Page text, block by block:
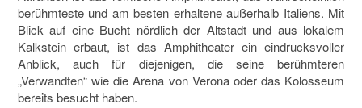
berühmteste und am besten erhaltene außerhalb Italiens. Mit
Blick auf eine Bucht nördlich der Altstadt und aus lokalem
Kalkstein erbaut, ist das Amphitheater ein eindrucksvoller
Anblick, auch für diejenigen, die seine berühmteren
„Verwandten“ wie die Arena von Verona oder das Kolosseum
bereits besucht haben.